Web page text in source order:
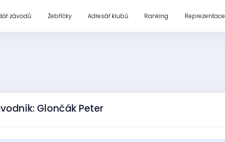
závodů Žebříčky Adresář klubů Ranking Reprezentace
Glončák Peter